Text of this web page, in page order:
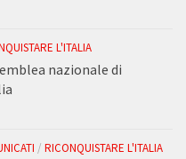
L'ITALIA
nazionale di
/ RICONQUISTARE L'ITALIA